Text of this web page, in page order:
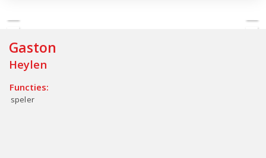
Gaston
Heylen
Functies:
speler